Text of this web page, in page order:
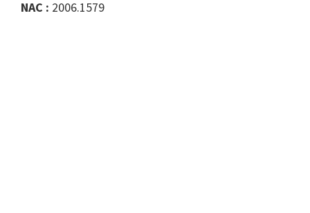
NAC : 2006.1579